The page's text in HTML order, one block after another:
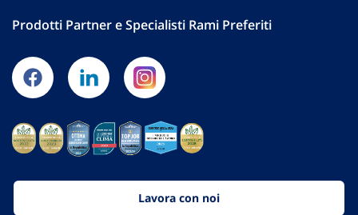
Prodotti Partner e Specialisti Rami Preferiti
Lavora con noi